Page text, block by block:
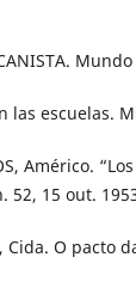
las escuelas.
Américo.
52, 15 out.
Cida. O pacto